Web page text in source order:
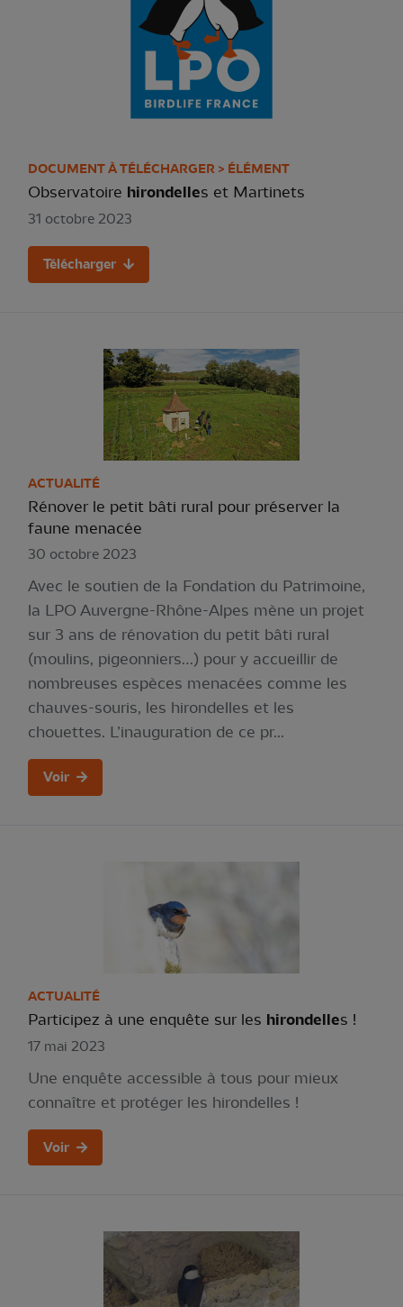
DOCUMENT À TÉLÉCHARGER > ÉLÉMENT
Observatoire hirondelles et Martinets
31 octobre 2023
Télécharger
ACTUALITÉ
Rénover le petit bâti rural pour préserver la
faune menacée
30 octobre 2023
Avec le soutien de la Fondation du Patrimoine,
la LPO Auvergne-Rhône-Alpes mène un projet
sur 3 ans de rénovation du petit bâti rural
(moulins, pigeonniers…) pour y accueillir de
nombreuses espèces menacées comme les
chauves-souris, les hirondelles et les
chouettes. L’inauguration de ce pr...
Voir
ACTUALITÉ
Participez à une enquête sur les hirondelles !
17 mai 2023
Une enquête accessible à tous pour mieux
connaître et protéger les hirondelles !
Voir